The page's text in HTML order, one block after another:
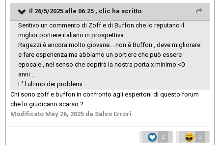
Il 26/5/2025 alle 06:25 , clic ha scritto:
Sentivo un commento di Zoff e di Buffon che lo reputano il
miglior portiere italiano in prospettiva......
Ragazzi è ancora molto giovane....non è Buffon , deve migliorare
e fare esperienza ma abbiamo un portiere che può essere
epocale , nel senso che coprirà la nostra porta x minimo <0
anni...
E' l ultimo dei problemi.....
Chi sono zoff e buffon in confronto agli espertoni di questo forum
che lo giudicano scarso ?
Modificato May 26, 2025 da Salvo Errori
2 2